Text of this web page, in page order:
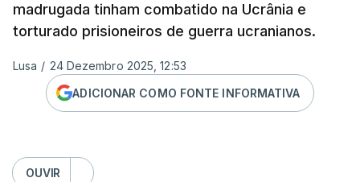
madrugada tinham combatido na Ucrânia e
torturado prisioneiros de guerra ucranianos.
Lusa / 24 Dezembro 2025, 12:53
ADICIONAR COMO FONTE INFORMATIVA
OUVIR